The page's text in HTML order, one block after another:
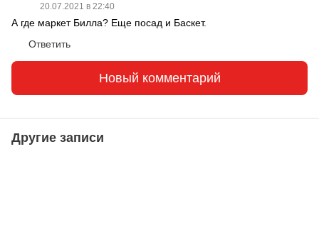
20.07.2021 в 22:40
А где маркет Билла? Еще посад и Баскет.
Ответить
Новый комментарий
Другие записи